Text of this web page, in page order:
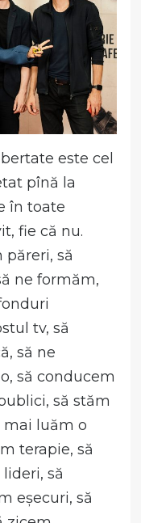
este cel
pînă la
în toate
fie că nu.
să
ne formăm,
tv, să
să ne
să conducem
să stăm
mai luăm o
terapie, să
să
eșecuri, să